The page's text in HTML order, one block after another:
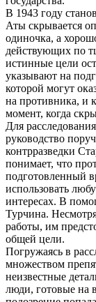
В 1943 году
Аты скрывается
одиночка, а
действующих по
истинные цели
указывают на
которой могут
на противника, и
момент, когда
Для
руководство
контрразведки
понимает, что
подготовленный
использовать
интересах. В
Турчина.
работы, им
общей цели.
Погружаясь в
множеством
неизвестные
люди, готовые на